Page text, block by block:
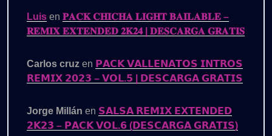
Luis en 𝐏𝐀𝐂𝐊 𝐂𝐇𝐈𝐂𝐇𝐀 𝐋𝐈𝐆𝐇𝐓 𝐁𝐀𝐈𝐋𝐀𝐁𝐋𝐄 –
𝐑𝐄𝐌𝐈𝐗 𝐄𝐗𝐓𝐄𝐍𝐃𝐄𝐃 𝟐𝐊𝟐𝟒 | 𝐃𝐄𝐒𝐂𝐀𝐑𝐆𝐀 𝐆𝐑𝐀𝐓𝐈𝐒
Carlos cruz en 𝗣𝗔𝗖𝗞 𝗩𝗔𝗟𝗟𝗘𝗡𝗔𝗧𝗢𝗦 𝗜𝗡𝗧𝗥𝗢𝗦
𝗥𝗘𝗠𝗜𝗫 𝟮𝟬𝟮𝟯 – 𝗩𝗢𝗟.𝟱 | 𝗗𝗘𝗦𝗖𝗔𝗥𝗚𝗔 𝗚𝗥𝗔𝗧𝗜𝗦
Jorge Millán en 𝗦𝗔𝗟𝗦𝗔 𝗥𝗘𝗠𝗜𝗫 𝗘𝗫𝗧𝗘𝗡𝗗𝗘𝗗
𝟮𝗞𝟮𝟯 – 𝗣𝗔𝗖𝗞 𝗩𝗢𝗟.𝟲 (𝗗𝗘𝗦𝗖𝗔𝗥𝗚𝗔 𝗚𝗥𝗔𝗧𝗜𝗦)